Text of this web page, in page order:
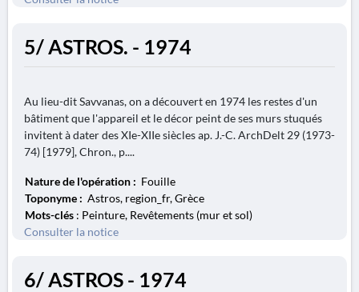
5/ ASTROS. - 1974
Au lieu-dit Savvanas, on a découvert en 1974 les restes d'un
bâtiment que l'appareil et le décor peint de ses murs stuqués
invitent à dater des XIe-XIIe siècles ap. J.-C. ArchDelt 29 (1973-
74) [1979], Chron., p....
Nature de l'opération : Fouille
Toponyme : Astros, region_fr, Grèce
Mots-clés : Peinture, Revêtements (mur et sol)
Consulter la notice
6/ ASTROS - 1974